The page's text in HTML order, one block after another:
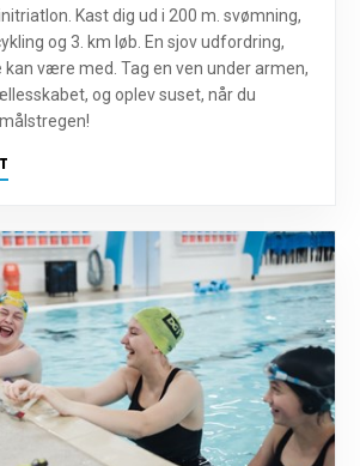
Kast dig ud i 200 m. svømning,
og 3. km løb. En sjov udfordring,
kan være med. Tag en ven under armen,
og oplev suset, når du